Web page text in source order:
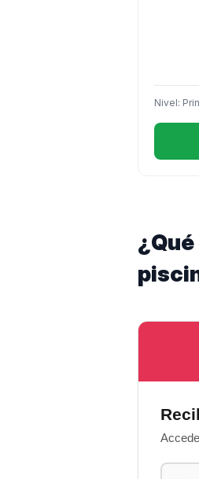
Nivel: